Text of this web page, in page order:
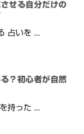
せる自分だけの
占いを ...
？初心者が自然
持った ...